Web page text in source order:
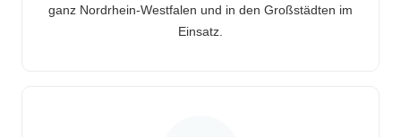
ganz Nordrhein-Westfalen und in den Großstädten im
Einsatz.